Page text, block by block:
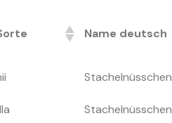
Name deutsch
Stachelnüsschen
Stachelnüsschen